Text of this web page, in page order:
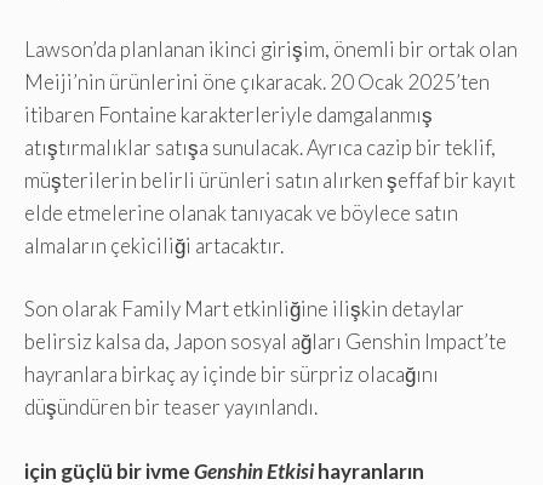
Lawson’da planlanan ikinci girişim, önemli bir ortak olan
Meiji’nin ürünlerini öne çıkaracak. 20 Ocak 2025’ten
itibaren Fontaine karakterleriyle damgalanmış
atıştırmalıklar satışa sunulacak. Ayrıca cazip bir teklif,
müşterilerin belirli ürünleri satın alırken şeffaf bir kayıt
elde etmelerine olanak tanıyacak ve böylece satın
almaların çekiciliği artacaktır.
Son olarak Family Mart etkinliğine ilişkin detaylar
belirsiz kalsa da, Japon sosyal ağları Genshin Impact’te
hayranlara birkaç ay içinde bir sürpriz olacağını
düşündüren bir teaser yayınlandı.
için güçlü bir ivmeGenshin Etkisihayranların